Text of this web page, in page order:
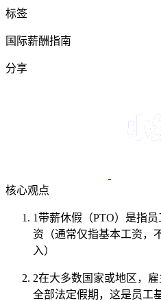
标签
国际薪酬指南
分享
核心观点
1带薪休假（PTO）是指
资（通常仅指基本工资，
入）
2在大多数国家或地区，
全部法定假期，这是员工